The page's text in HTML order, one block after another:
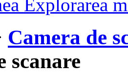
Explorarea
Camera de
scanare